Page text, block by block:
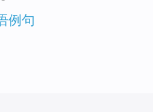
例句